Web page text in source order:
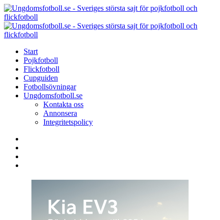
Menu
Search
Menu
Start
Pojkfotboll
Flickfotboll
Cupguiden
Fotbollsövningar
Ungdomsfotboll.se
Kontakta oss
Annonsera
Integritetspolicy